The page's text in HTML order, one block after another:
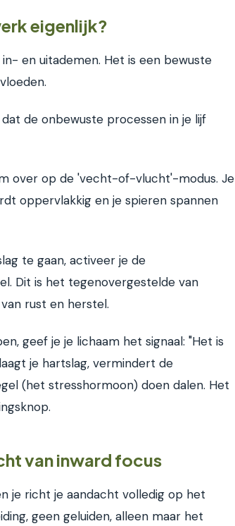
eigenlijk?
en uitademen. Het is een bewuste
de onbewuste processen in je lijf
over op de 'vecht-of-vlucht'-modus. Je
oppervlakkig en je spieren spannen
te gaan, activeer je de
Dit is het tegenovergestelde van
rust en herstel.
geef je je lichaam het signaal: "Het is
je hartslag, vermindert de
(het stresshormoon) doen dalen. Het
van inward focus
je richt je aandacht volledig op het
geen geluiden, alleen maar het